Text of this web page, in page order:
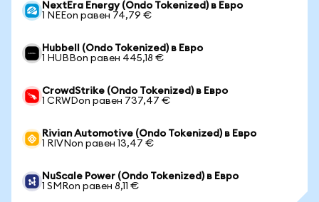
NextEra Energy (Ondo Tokenized) в Евро
1 NEEon равен 74,79 €
Hubbell (Ondo Tokenized) в Евро
1 HUBBon равен 445,18 €
CrowdStrike (Ondo Tokenized) в Евро
1 CRWDon равен 737,47 €
Rivian Automotive (Ondo Tokenized) в Евро
1 RIVNon равен 13,47 €
NuScale Power (Ondo Tokenized) в Евро
1 SMRon равен 8,11 €